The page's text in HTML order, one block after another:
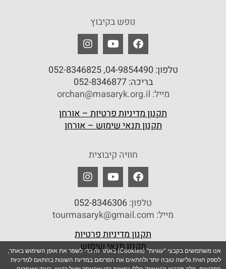
נופש בקיבוץ
טלפון: 04-9854490
, 052-8346825
בריכה:052-8346877
מייל: orchan@masaryk.org.il
תקנון מדיניות פרטיות – אורחן
תקנון תנאי שימוש – אורחן
חוויה קיבוצית
טלפון:052-8346306
מייל: tourmasaryk@gmail.com
תקנון מדיניות פרטיות
תקנון תנאי שימוש
אנו משתמשים בקבצי "עוגיות" (Cookies) באתר זה כדי לשפר את אופן השימוש באתר,
לספק חווית גלישה טובה יותר ולהתאים את הפרסום במדיות השונות בהתאם למדיניות